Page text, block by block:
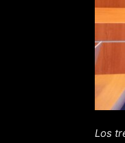
Los